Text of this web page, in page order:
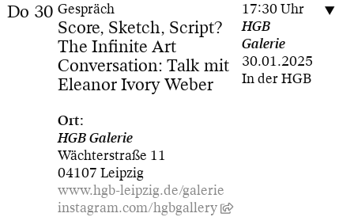
Do 30 Gespräch
Score, Sketch, Script?
The Infinite Art
Conversation: Talk mit
Eleanor Ivory Weber
Ort:
HGB Galerie
Wächterstraße 11
04107 Leipzig
www.hgb-leipzig.de/galerie
instagram.com/hgbgallery
17:30 Uhr
HGB
Galerie
30.01.2025
In der HGB